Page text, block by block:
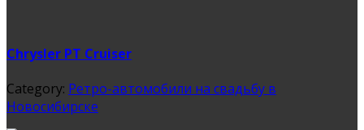
Chrysler PT Cruiser
Category: Ретро-автомобили на свадьбу в
Новосибирске